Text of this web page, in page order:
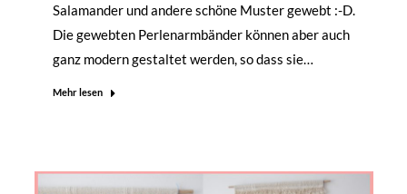
Salamander und andere schöne Muster gewebt :-D.
Die gewebten Perlenarmbänder können aber auch
ganz modern gestaltet werden, so dass sie…
Mehr lesen